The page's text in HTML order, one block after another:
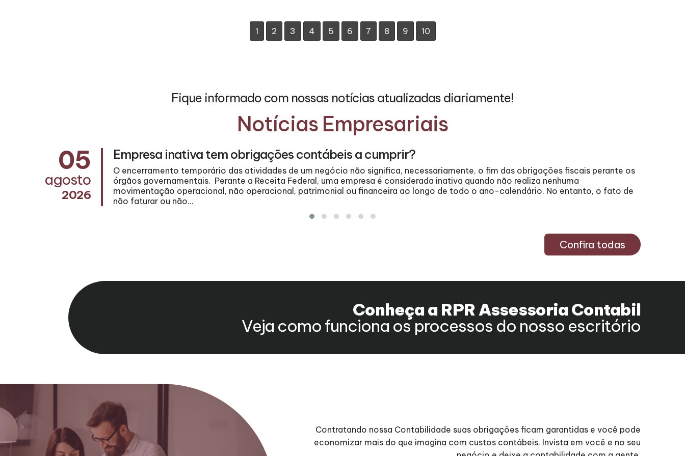
1 2 3 4 5 6 7 8 9 10
Fique informado com nossas notícias atualizadas diariamente!
Notícias Empresariais
05
agosto
2026
Empresa inativa tem obrigações contábeis a cumprir?
O encerramento temporário das atividades de um negócio não significa, necessariamente, o fim das obrigações fiscais perante os
órgãos governamentais. Perante a Receita Federal, uma empresa é considerada inativa quando não realiza nenhuma
movimentação operacional, não operacional, patrimonial ou financeira ao longo de todo o ano-calendário. No entanto, o fato de
não faturar ou não...
Confira todas
Conheça a RPR Assessoria Contabil
Veja como funciona os processos do nosso escritório
Contratando nossa Contabilidade suas obrigações ficam garantidas e você pode
economizar mais do que imagina com custos contábeis. Invista em você e no seu